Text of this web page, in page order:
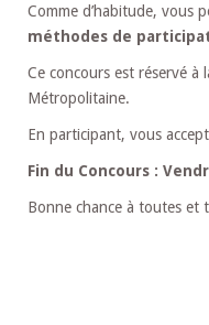
Comme d’habitude, vous
méthodes de
Ce concours est réservé à
Métropolitaine.
En participant, vous
Fin du Concours :
Bonne chance à toutes et